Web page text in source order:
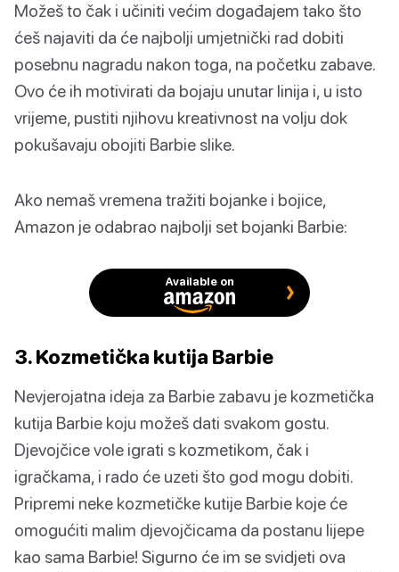
Možeš to čak i učiniti većim događajem tako što
ćeš najaviti da će najbolji umjetnički rad dobiti
posebnu nagradu nakon toga, na početku zabave.
Ovo će ih motivirati da bojaju unutar linija i, u isto
vrijeme, pustiti njihovu kreativnost na volju dok
pokušavaju obojiti Barbie slike.
Ako nemaš vremena tražiti bojanke i bojice,
Amazon je odabrao najbolji set bojanki Barbie:
Available on
3. Kozmetička kutija Barbie
Nevjerojatna ideja za Barbie zabavu je kozmetička
kutija Barbie koju možeš dati svakom gostu.
Djevojčice vole igrati s kozmetikom, čak i
igračkama, i rado će uzeti što god mogu dobiti.
Pripremi neke kozmetičke kutije Barbie koje će
omogućiti malim djevojčicama da postanu lijepe
kao sama Barbie! Sigurno će im se svidjeti ova